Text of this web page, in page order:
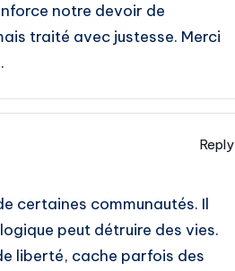
notre devoir de
traité avec justesse. Merci
Reply
certaines communautés. Il
peut détruire des vies.
liberté, cache parfois des